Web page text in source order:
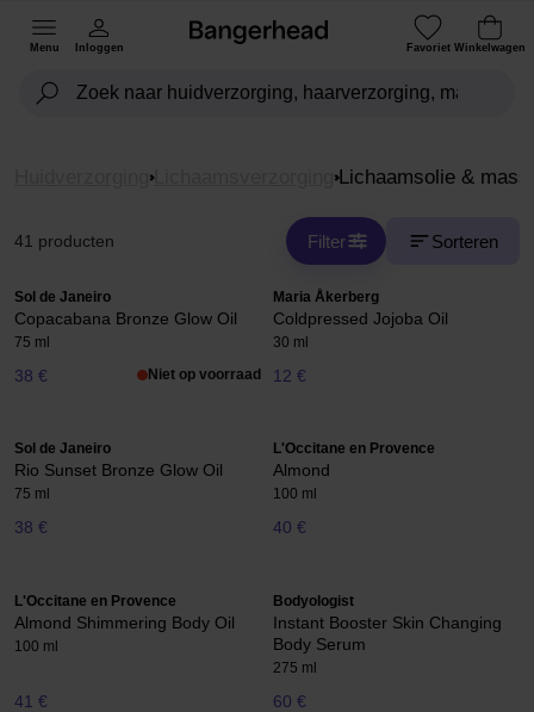
Menu Inloggen Favoriet Winkelwagen
Lichaamsverzorging Lichaamsolie &
41 producten Filter Sorteren
Sol de Janeiro
Copacabana Bronze Glow Oil
75 ml
38 € Niet op voorraad
Maria Åkerberg
Coldpressed Jojoba Oil
30 ml
12 €
Sol de Janeiro
Rio Sunset Bronze Glow Oil
75 ml
38 €
L'Occitane en Provence
Almond
100 ml
40 €
L'Occitane en Provence
Almond Shimmering Body Oil
100 ml
41 €
Bodyologist
Instant Booster Skin Changing
Body Serum
275 ml
60 €